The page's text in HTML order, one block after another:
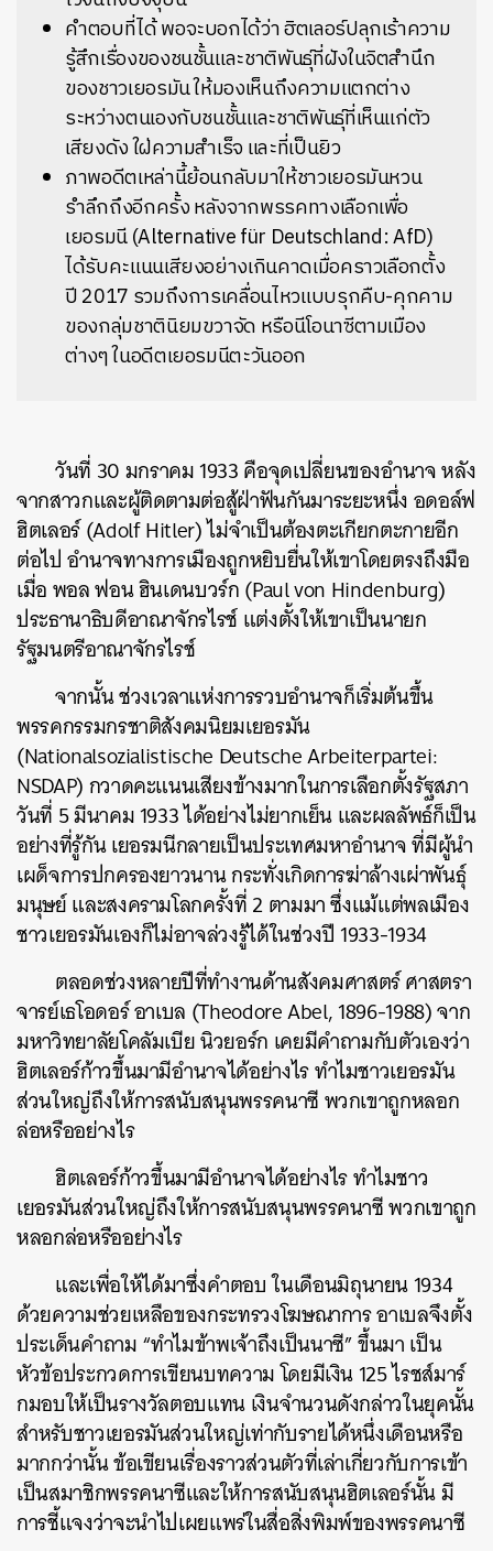
คำตอบที่ได้ พอจะบอกได้ว่า ฮิตเลอร์ปลุกเร้าความ
รู้สึกเรื่องของชนชั้นและชาติพันธุ์ที่ฝังในจิตสำนึก
ของชาวเยอรมัน ให้มองเห็นถึงความแตกต่าง
ระหว่างตนเองกับชนชั้นและชาติพันธุ์ที่เห็นแก่ตัว
เสียงดัง ใฝ่ความสำเร็จ และที่เป็นยิว
ภาพอดีตเหล่านี้ย้อนกลับมาให้ชาวเยอรมันหวน
รำลึกถึงอีกครั้ง หลังจากพรรคทางเลือกเพื่อ
เยอรมนี (Alternative für Deutschland: AfD)
ได้รับคะแนนเสียงอย่างเกินคาดเมื่อคราวเลือกตั้ง
ปี 2017 รวมถึงการเคลื่อนไหวแบบรุกคืบ-คุกคาม
ของกลุ่มชาตินิยมขวาจัด หรือนีโอนาซีตามเมือง
ต่างๆ ในอดีตเยอรมนีตะวันออก
วันที่ 30 มกราคม 1933 คือจุดเปลี่ยนของอำนาจ หลัง
จากสาวกและผู้ติดตามต่อสู้ฝ่าฟันกันมาระยะหนึ่ง อดอล์ฟ
ฮิตเลอร์ (Adolf Hitler) ไม่จำเป็นต้องตะเกียกตะกายอีก
ต่อไป อำนาจทางการเมืองถูกหยิบยื่นให้เขาโดยตรงถึงมือ
เมื่อ พอล ฟอน ฮินเดนบวร์ก (Paul von Hindenburg)
ประธานาธิบดีอาณาจักรไรช์ แต่งตั้งให้เขาเป็นนายก
รัฐมนตรีอาณาจักรไรช์
จากนั้น ช่วงเวลาแห่งการรวบอำนาจก็เริ่มต้นขึ้น
พรรคกรรมกรชาติสังคมนิยมเยอรมัน
(Nationalsozialistische Deutsche Arbeiterpartei:
NSDAP) กวาดคะแนนเสียงข้างมากในการเลือกตั้งรัฐสภา
วันที่ 5 มีนาคม 1933 ได้อย่างไม่ยากเย็น และผลลัพธ์ก็เป็น
อย่างที่รู้กัน เยอรมนีกลายเป็นประเทศมหาอำนาจ ที่มีผู้นำ
เผด็จการปกครองยาวนาน กระทั่งเกิดการฆ่าล้างเผ่าพันธุ์
มนุษย์ และสงครามโลกครั้งที่ 2 ตามมา ซึ่งแม้แต่พลเมือง
ชาวเยอรมันเองก็ไม่อาจล่วงรู้ได้ในช่วงปี 1933-1934
ตลอดช่วงหลายปีที่ทำงานด้านสังคมศาสตร์ ศาสตรา
จารย์เธโอดอร์ อาเบล (Theodore Abel, 1896-1988) จาก
มหาวิทยาลัยโคลัมเบีย นิวยอร์ก เคยมีคำถามกับตัวเองว่า
ฮิตเลอร์ก้าวขึ้นมามีอำนาจได้อย่างไร ทำไมชาวเยอรมัน
ส่วนใหญ่ถึงให้การสนับสนุนพรรคนาซี พวกเขาถูกหลอก
ล่อหรืออย่างไร
ฮิตเลอร์ก้าวขึ้นมามีอำนาจได้อย่างไร ทำไมชาว
เยอรมันส่วนใหญ่ถึงให้การสนับสนุนพรรคนาซี พวกเขาถูก
หลอกล่อหรืออย่างไร
และเพื่อให้ได้มาซึ่งคำตอบ ในเดือนมิถุนายน 1934
ด้วยความช่วยเหลือของกระทรวงโฆษณาการ อาเบลจึงตั้ง
ประเด็นคำถาม “ทำไมข้าพเจ้าถึงเป็นนาซี” ขึ้นมา เป็น
หัวข้อประกวดการเขียนบทความ โดยมีเงิน 125 ไรชส์มาร์
กมอบให้เป็นรางวัลตอบแทน เงินจำนวนดังกล่าวในยุคนั้น
สำหรับชาวเยอรมันส่วนใหญ่เท่ากับรายได้หนึ่งเดือนหรือ
มากกว่านั้น ข้อเขียนเรื่องราวส่วนตัวที่เล่าเกี่ยวกับการเข้า
เป็นสมาชิกพรรคนาซีและให้การสนับสนุนฮิตเลอร์นั้น มี
การชี้แจงว่าจะนำไปเผยแพร่ในสื่อสิ่งพิมพ์ของพรรคนาซี